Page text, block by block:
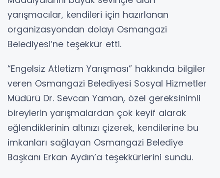
yarışmacılar, kendileri için hazırlanan
organizasyondan dolayı Osmangazi
Belediyesi’ne teşekkür etti.
“Engelsiz Atletizm Yarışması” hakkında bilgiler
veren Osmangazi Belediyesi Sosyal Hizmetler
Müdürü Dr. Sevcan Yaman, özel gereksinimli
bireylerin yarışmalardan çok keyif alarak
eğlendiklerinin altınızı çizerek, kendilerine bu
imkanları sağlayan Osmangazi Belediye
Başkanı Erkan Aydın’a teşekkürlerini sundu.